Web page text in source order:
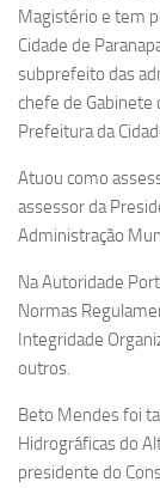
Magistério e tem
Cidade de
subprefeito das
chefe de Gabinete
Prefeitura da
Atuou como
assessor da
Administração
Na Autoridade
Normas
Integridade
outros.
Beto Mendes foi
Hidrográficas do
presidente do